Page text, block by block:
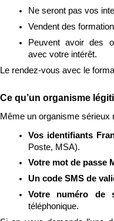
Ne seront pas vos
Vendent des
Peuvent avoir des
avec votre intérêt.
Le rendez-vous avec le
Ce qu’un organisme
Même un organisme sérieux
Vos identifiants
Poste, MSA).
Votre mot de passe
Un code SMS de
Votre numéro de
téléphonique.